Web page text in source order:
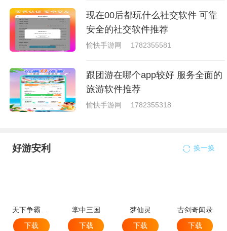
现在00后都玩什么社交软件 可靠
安全的社交软件推荐
愉快手游网 1782355581
跟团游在哪个app较好 服务全面的
旅游软件推荐
愉快手游网 1782355318
好游安利 换一换
天下争霸三国志
下载
掌中三国
下载
梦仙灵
下载
古剑奇闻录
下载